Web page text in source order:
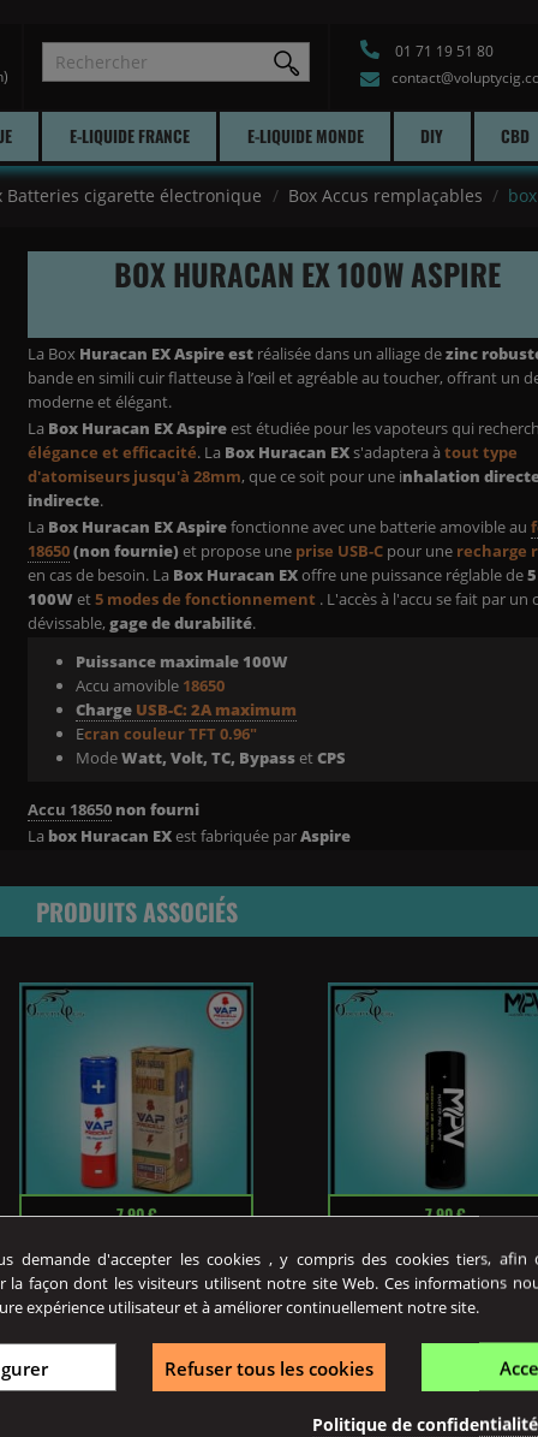
01 71 19 51 80
E-LIQUIDE FRANCE E-LIQUIDE MONDE DIY CBD
Batteries cigarette électronique Box Accus remplaçables
BOX HURACAN EX 100W ASPIRE
La Box Huracan EX Aspire est réalisée dans un alliage dezinc
bande en simili cuir flatteuse à l’œil et agréable au toucher, offrant un
moderne et élégant.
La Box Huracan EX Aspireest étudiée pour les vapoteurs qui
élégance et efficacité. La Box Huracan EXs'adaptera à tout type
d'atomiseurs jusqu'à 28mm, que ce soit pour une inhalation
indirecte.
La Box Huracan EX Aspirefonctionne avec une batterie amovible au
18650(non fournie) et propose une prise USB-C pour une recharge
en cas de besoin. La Box Huracan EXoffre une puissance réglable de
100W et5 modes de fonctionnement . L'accès à l'accu se fait par un
dévissable,gage de durabilité.
Puissance maximale 100W
Accu amovible 18650
Charge USB-C: 2A maximum
Ecran couleur TFT 0.96"
ModeWatt, Volt, TC, Bypass etCPS
Accu 18650 non fourni
La box Huracan EXest fabriquée parAspire
PRODUITS ASSOCIÉS
Prix 7,90 €
Accu 18650 3000 MAh Vap...
L'accu 18650 3000 mAh Vap
Procell dispose d'une bonne...
Prix 7,90 €
L'accu 18650 3000mAh
MPV dispose d'une belle
demande d'accepter les cookies , y compris des cookies tiers, afin
la façon dont les visiteurs utilisent notre site Web. Ces informations
expérience utilisateur et à améliorer continuellement notre site.
Refuser tous les cookies
Politique de